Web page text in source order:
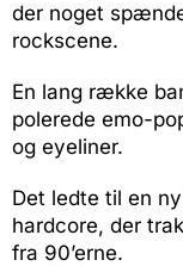
der noget
rockscene.
En lang række
polerede emo-
og eyeliner.
Det ledte til en
hardcore, der
fra 90’erne.